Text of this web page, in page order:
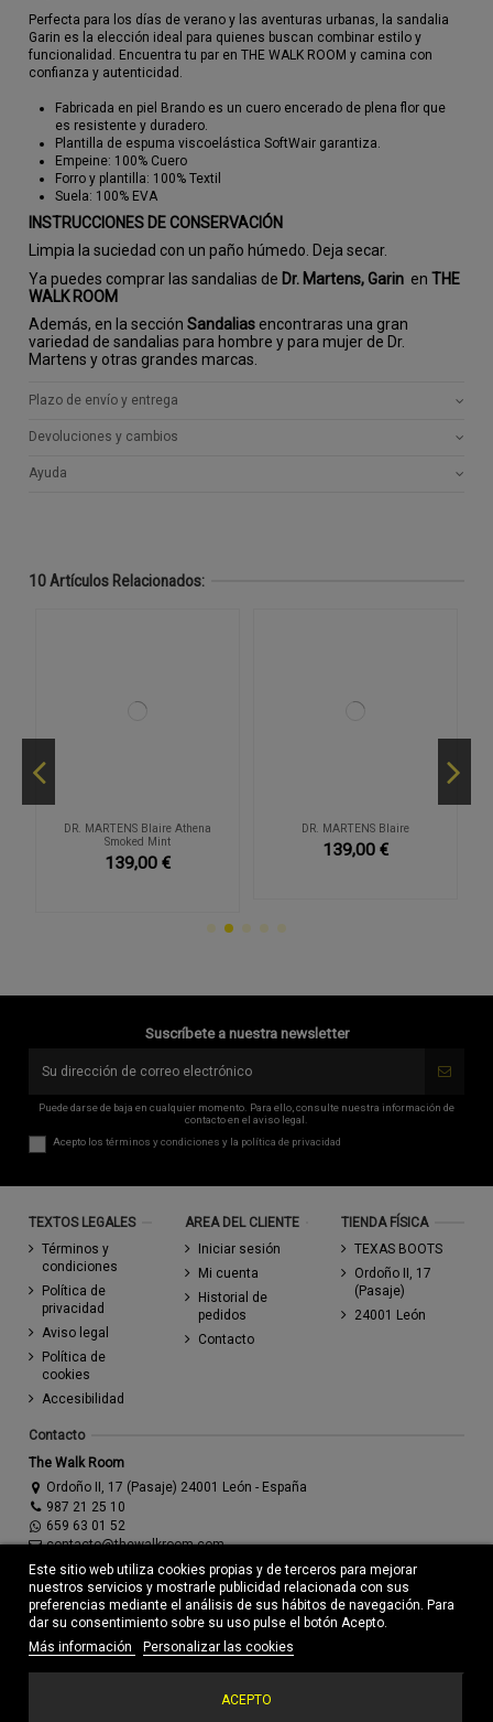
Perfecta para los días de verano y las aventuras urbanas, la sandalia
Garin es la elección ideal para quienes buscan combinar estilo y
funcionalidad. Encuentra tu par en THE WALK ROOM y camina con
confianza y autenticidad.
Fabricada en piel Brando es un cuero encerado de plena flor que
es resistente y duradero.
Plantilla de espuma viscoelástica SoftWair garantiza.
Empeine: 100% Cuero
Forro y plantilla: 100% Textil
Suela: 100% EVA
INSTRUCCIONES DE CONSERVACIÓN
Limpia la suciedad con un paño húmedo. Deja secar.
Ya puedes comprar las sandalias de Dr. Martens, Garin enTHE
WALK ROOM
Además, en la secciónSandalias encontraras una gran
variedad de sandalias para hombre y para mujer de Dr.
Martens y otras grandes marcas.
Plazo de envío y entrega
Devoluciones y cambios
Ayuda
10 Artículos Relacionados:
DR. MARTENS Blaire Athena
Smoked Mint
139,00 €
DR. MARTENS Blaire
139,00 €
Suscríbete a nuestra newsletter
Puede darse de baja en cualquier momento. Para ello, consulte nuestra información de
contacto en el aviso legal.
Acepto lostérminos y condiciones y la política de privacidad
TEXTOS LEGALES
Términos y
condiciones
Política de
privacidad
Aviso legal
Política de
cookies
Accesibilidad
AREA DEL CLIENTE
Iniciar sesión
Mi cuenta
Historial de
pedidos
Contacto
TIENDA FÍSICA
TEXAS BOOTS
Ordoño II, 17
(Pasaje)
24001 León
Contacto
The Walk Room
Ordoño II, 17 (Pasaje) 24001 León - España
987 21 25 10
659 63 01 52
contacto@thewalkroom.com
Este sitio web utiliza cookies propias y de terceros para mejorar
nuestros servicios y mostrarle publicidad relacionada con sus
preferencias mediante el análisis de sus hábitos de navegación. Para
dar su consentimiento sobre su uso pulse el botón Acepto.
Más información
Personalizar las cookies
ACEPTO